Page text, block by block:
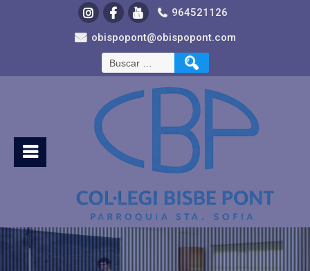
964521126
obispopont@obispopont.com